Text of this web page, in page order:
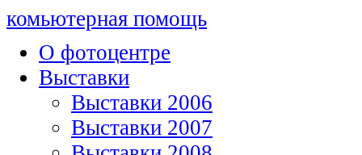
комьютерная помощь
О фотоцентре
Выставки
Выставки 2006
Выставки 2007